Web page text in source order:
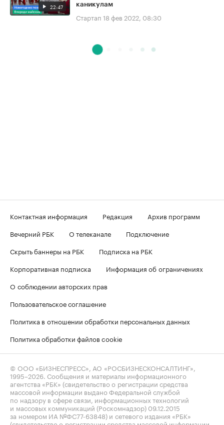
22:47
каникулам
Стартап 18 фев 2022, 08:30
Контактная информация Редакция
Архив программ
Вечерний РБК
О телеканале
Подключение
Скрыть баннеры на РБК
Подписка на РБК
Корпоративная подписка
Информация об ограничениях
О соблюдении авторских прав
Пользовательское соглашение
Политика в отношении обработки персональных данных
Политика обработки файлов cookie
© ООО «БИЗНЕСПРЕСС», АО «РОСБИЗНЕСКОНСАЛТИНГ»,
1995–2026 . Сообщения и материалы информационного
агентства «РБК» (свидетельство о регистрации средства
массовой информации выдано Федеральной службой
по надзору в сфере связи, информационных технологий
и массовых коммуникаций (Роскомнадзор) 09.12.2015
за номером ИА №ФС77-63848) и сетевого издания «РБК»